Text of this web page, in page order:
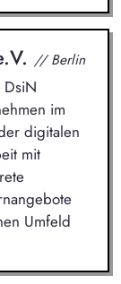
// Berlin
DsiN
im
digitalen
mit
Umfeld